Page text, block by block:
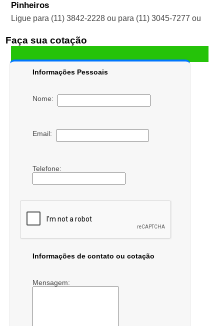
Pinheiros
Ligue para (11) 3842-2228ou para (11) 3045-7277 ou
Faça sua cotação
Informações Pessoais
Nome:
Email:
Telefone:
Informações de contato ou cotação
Mensagem: